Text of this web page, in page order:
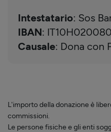
Intestatario: Sos
IBAN:
Causale: Dona con
L'importo della donazione è
commissioni.
Le persone fisiche e gli enti